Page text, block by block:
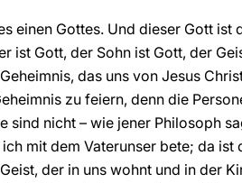
einen Gottes. Und dieser Gott
ist Gott, der Sohn ist Gott, der
das uns von Jesus
zu feiern, denn die
sind nicht – wie jener Philosoph
mit dem Vaterunser bete; da
der in uns wohnt und in der